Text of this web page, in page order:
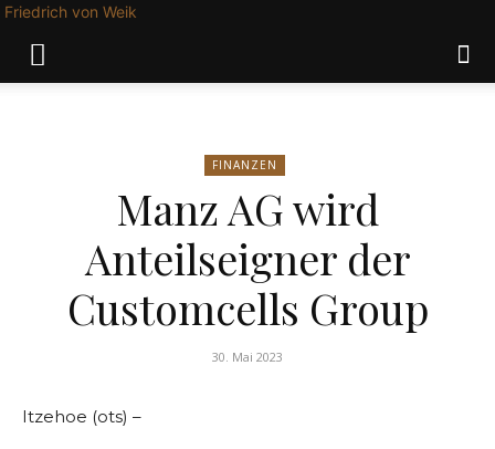
Friedrich von Weik
FINANZEN
Manz AG wird
Anteilseigner der
Customcells Group
30. Mai 2023
Itzehoe (ots) –